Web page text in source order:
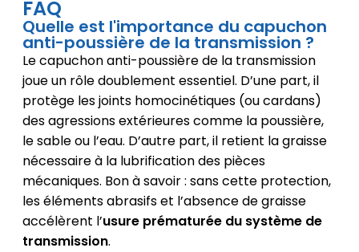
FAQ
Quelle est l'importance du capuchon
anti-poussière de la transmission ?
Le capuchon anti-poussière de la transmission
joue un rôle doublement essentiel. D’une part, il
protège les joints homocinétiques (ou cardans)
des agressions extérieures comme la poussière,
le sable ou l’eau. D’autre part, il retient la graisse
nécessaire à la lubrification des pièces
mécaniques. Bon à savoir : sans cette protection,
les éléments abrasifs et l’absence de graisse
accélèrent l’usure prématurée du système de
transmission.